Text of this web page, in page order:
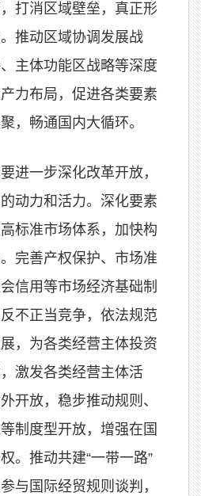
打消区域壁垒，真正形
推动区域协调发展战
主体功能区战略等深度
力布局，促进各类要素
，畅通国内大循环。
进一步深化改革开放，
动力和活力。深化要素
标准市场体系，加快构
完善产权保护、市场准
信用等市场经济基础制
不正当竞争，依法规范
，为各类经营主体投资
激发各类经营主体活
开放，稳步推动规则、
制度型开放，增强在国
。推动共建“一带一路”
与国际经贸规则谈判，